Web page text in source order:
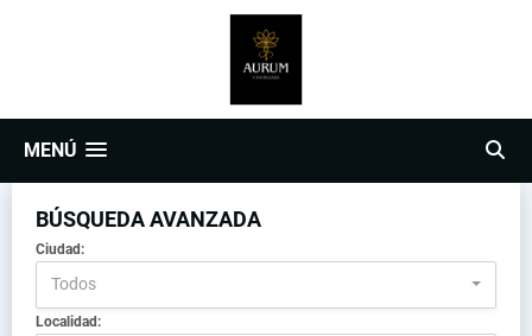
MENÚ
BÚSQUEDA AVANZADA
Ciudad:
Todos
Localidad: